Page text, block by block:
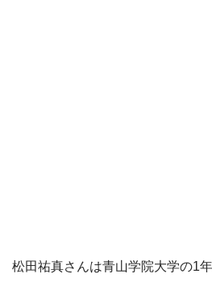
松田祐真さんは青山学院大学の1年